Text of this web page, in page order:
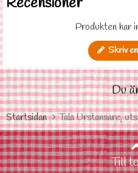
Produkten har
Skriv
Du
Startsidan Tala Urstansare,
Till